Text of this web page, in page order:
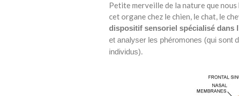
Petite merveille de la nature que
cet organe chez le chien, le chat, le
dispositif sensoriel spécialisé dans
et analyser les phéromones (qui sont
individus).